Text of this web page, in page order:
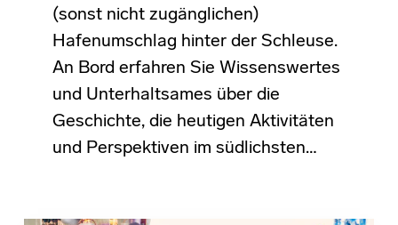
(sonst nicht zugänglichen)
Hafenumschlag hinter der Schleuse.
An Bord erfahren Sie Wissenswertes
und Unterhaltsames über die
Geschichte, die heutigen Aktivitäten
und Perspektiven im südlichsten…